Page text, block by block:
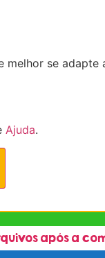
melhor se adapte
Ajuda.
após a